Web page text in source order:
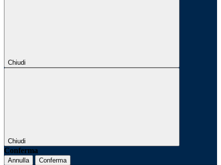
Chiudi
Chiudi
Conferma
Annulla Conferma